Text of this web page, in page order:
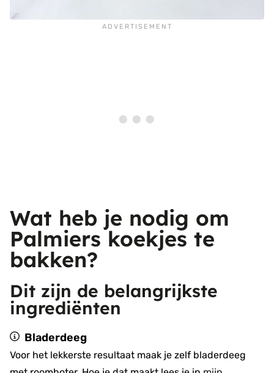
Wat heb je nodig om
Palmiers koekjes te
bakken?
Dit zijn de belangrijkste
ingrediënten
Bladerdeeg
Voor het lekkerste resultaat maak je zelf bladerdeeg